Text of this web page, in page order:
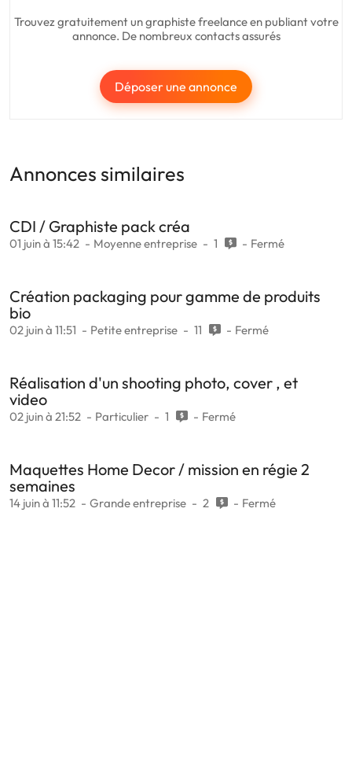
Trouvez gratuitement un graphiste freelance en publiant votre
annonce. De nombreux contacts assurés
Déposer une annonce
Annonces similaires
CDI / Graphiste pack créa
01 juin à 15:42 Moyenne entreprise 1 Fermé
Création packaging pour gamme de produits
bio
02 juin à 11:51 Petite entreprise 11 Fermé
Réalisation d'un shooting photo, cover , et
video
02 juin à 21:52 Particulier 1 Fermé
Maquettes Home Decor / mission en régie 2
semaines
14 juin à 11:52 Grande entreprise 2 Fermé